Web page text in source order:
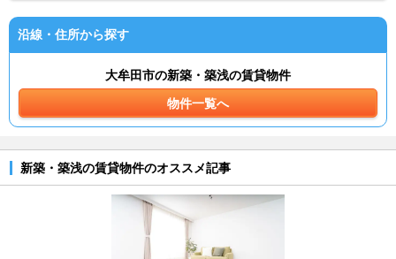
沿線・住所から探す
大牟田市の新築・築浅の賃貸物件
物件一覧へ
新築・築浅の賃貸物件のオススメ記事